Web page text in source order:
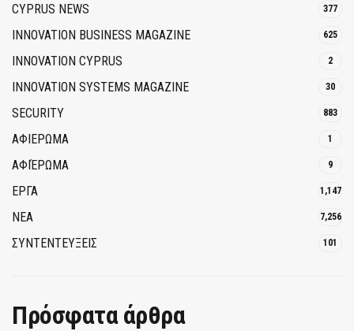
CYPRUS NEWS 377
INNOVATION BUSINESS MAGAZINE 625
INNOVATION CYPRUS 2
INNOVATION SYSTEMS MAGAZINE 30
SECURITY 883
ΑΦΙΕΡΩΜΑ 1
ΑΦΙΈΡΩΜΑ 9
ΕΡΓΑ 1,147
ΝΕΑ 7,256
ΣΥΝΤΕΝΤΕΥΞΕΙΣ 101
Πρόσφατα άρθρα